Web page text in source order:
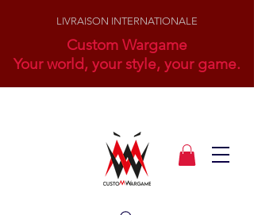
LIVRAISON INTERNATIONALE
Custom Wargame
Your world, your style, your game.